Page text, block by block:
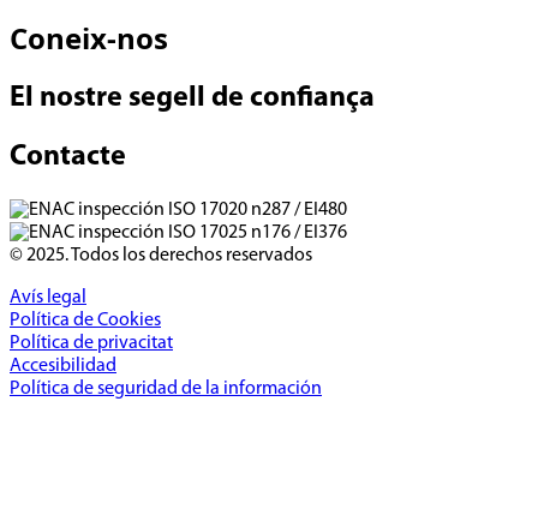
Coneix-nos
El nostre segell de confiança
Contacte
© 2025. Todos los derechos reservados
Avís legal
Política de Cookies
Política de privacitat
Accesibilidad
Política de seguridad de la información